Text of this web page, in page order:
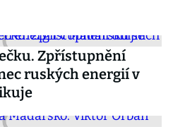
Zpřístupnění
ruských energií v